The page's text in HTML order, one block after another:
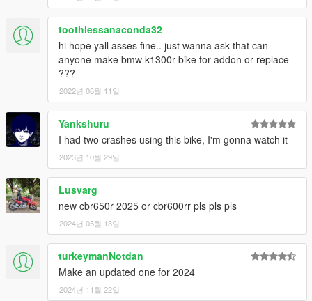
toothlessanaconda32
hi hope yall asses fine.. just wanna ask that can
anyone make bmw k1300r bike for addon or replace
???
2022년 06월 11일
Yankshuru
I had two crashes using this bike, I'm gonna watch it
2023년 10월 29일
Lusvarg
new cbr650r 2025 or cbr600rr pls pls pls
2024년 05월 13일
turkeymanNotdan
Make an updated one for 2024
2024년 11월 22일